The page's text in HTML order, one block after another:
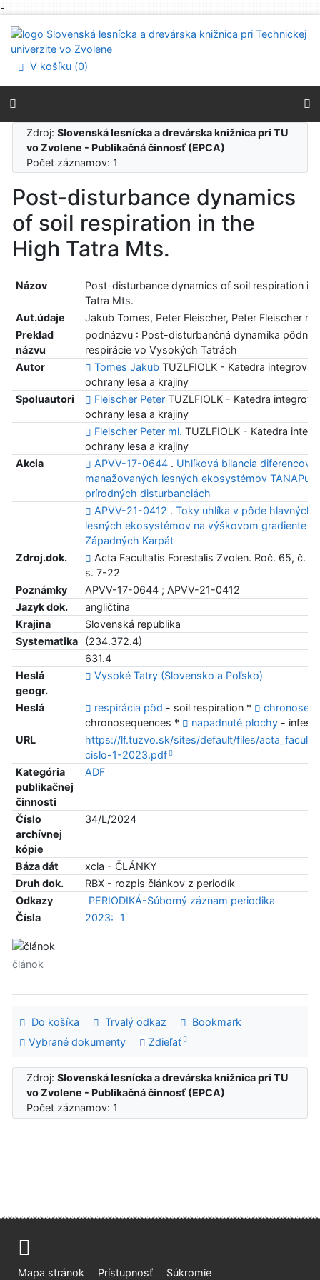
-
Prejsť na menu
Prehlásenie o webovej prístupnosti
V košíku (0)
Zdroj:Slovenská lesnícka a drevárska knižnica pri TU
vo Zvolene - Publikačná činnosť (EPCA)
Počet záznamov: 1
Post-disturbance dynamics
of soil respiration in the
High Tatra Mts.
Názov
Post-disturbance dynamics of soil respiration in
Tatra Mts.
Aut.údaje
Jakub Tomes, Peter Fleischer, Peter Fleischer ml.
Preklad
názvu
podnázvu : Post-disturbančná dynamika pôdnej
respirácie vo Vysokých Tatrách
Autor
Tomes JakubTUZLFIOLK - Katedra
ochrany lesa a krajiny
Spoluautori
Fleischer PeterTUZLFIOLK - Katedra
ochrany lesa a krajiny
Fleischer Peter ml. TUZLFIOLK - Katedra
ochrany lesa a krajiny
Akcia
APVV-17-0644. Uhlíková bilancia
manažovaných lesných ekosystémov TANAPu
prírodných disturbanciách
APVV-21-0412 . Toky uhlíka v pôde hlavných
lesných ekosystémov na výškovom gradiente
Západných Karpát
Zdroj.dok.
Acta Facultatis Forestalis Zvolen. Roč. 65, č. 1
s. 7-22
Poznámky
APVV-17-0644 ; APVV-21-0412
Jazyk dok.
angličtina
Krajina
Slovenská republika
Systematika
(234.372.4)
631.4
Heslá
geogr.
Vysoké Tatry (Slovensko a Poľsko)
Heslá respirácia pôd - soil respiration *
chronosequences *
napadnuté plochy-
URL
https://lf.tuzvo.sk/sites/default/files/
cislo-1-2023.pdf
Kategória
publikačnej
činnosti
ADF
Číslo
archívnej
kópie
34/L/2024
Báza dát
xcla - ČLÁNKY
Druh dok.
RBX - rozpis článkov z periodík
Odkazy
PERIODIKÁ-Súborný záznam periodika
Čísla
2023: 1
článok
Do košíka Trvalý odkaz
Bookmark
Vybrané dokumenty
Zdieľať
Zdroj:Slovenská lesnícka a drevárska knižnica pri TU
vo Zvolene - Publikačná činnosť (EPCA)
Počet záznamov: 1
Mapa stránok Prístupnosť Súkromie